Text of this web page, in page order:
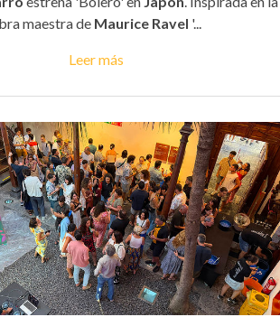
maestra de Maurice Ravel '...
Leer más